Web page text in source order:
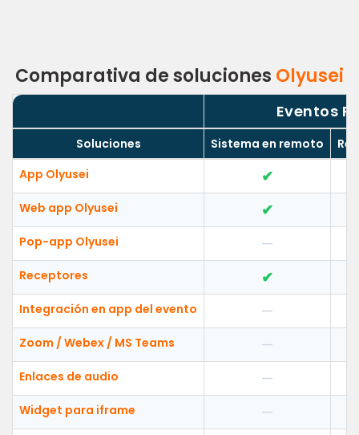
Comparativa de soluciones Olyusei
Eventos
Soluciones Sistema en remoto
App Olyusei
✔
Web app Olyusei ✔
Pop-app Olyusei —
Receptores ✔
Integración en app del evento —
Zoom / Webex / MS Teams —
Enlaces de audio —
Widget para iframe —